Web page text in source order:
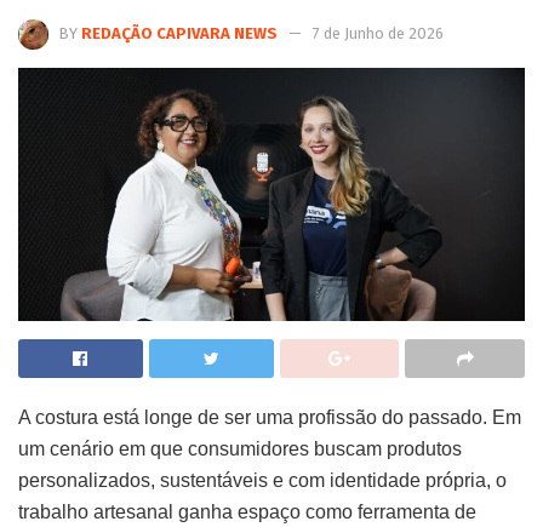
BY REDAÇÃO CAPIVARA NEWS 7 de Junho de 2026
A costura está longe de ser uma profissão do passado. Em
um cenário em que consumidores buscam produtos
personalizados, sustentáveis e com identidade própria, o
trabalho artesanal ganha espaço como ferramenta de